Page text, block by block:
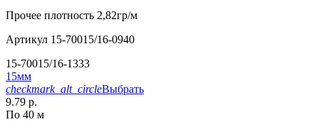
Прочее плотность 2,82гр/м
Артикул 15-70015/16-0940
15-70015/16-1333
15мм
checkmark_alt_circleВыбрать
9.79 р.
По 40 м